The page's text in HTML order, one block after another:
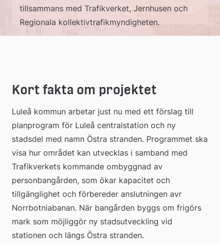
tillsammans med Trafikverket, Jernhusen och
Regionala kollektivtrafikmyndigheten.
Kort fakta om projektet
Luleå kommun arbetar just nu med ett förslag till
planprogram för Luleå centralstation och ny
stadsdel med namn Östra stranden. Programmet ska
visa hur området kan utvecklas i samband med
Trafikverkets kommande ombyggnad av
personbangården, som ökar kapacitet och
tillgänglighet och förbereder anslutningen avr
Norrbotniabanan. När bangården byggs om frigörs
mark som möjliggör ny stadsutveckling vid
stationen och längs Östra stranden.